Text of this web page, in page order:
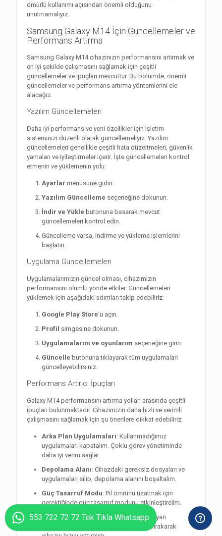
ömürlü kullanımı açısından önemli olduğunu
unutmamalıyız.
Samsung Galaxy M14 İçin Güncellemeler ve
Performans Artırma
Samsung Galaxy M14 cihazınızın performansını artırmak ve
en iyi şekilde çalışmasını sağlamak için çeşitli
güncellemeler ve ipuçları mevcuttur. Bu bölümde, önemli
güncellemeler ve performans artırma yöntemlerini ele
alacağız.
Yazılım Güncellemeleri
Daha iyi performans ve yeni özellikler için işletim
sisteminizi düzenli olarak güncellemeliyiz. Yazılım
güncellemeleri genellikle çeşitli hata düzeltmeleri, güvenlik
yamaları ve iyileştirmeler içerir. İşte güncellemeleri kontrol
etmenin ve yüklemenin yolu:
Ayarlar menüsüne gidin.
Yazılım Güncelleme seçeneğine dokunun.
İndir ve Yükle butonuna basarak mevcut
güncellemeleri kontrol edin.
Güncelleme varsa, indirme ve yükleme işlemlerini
başlatın.
Uygulama Güncellemeleri
Uygulamalarımızın güncel olması, cihazımızın
performansını olumlu yönde etkiler. Güncellemeleri
yüklemek için aşağıdaki adımları takip edebiliriz:
Google Play Store’u açın.
Profil simgesine dokunun.
Uygulamalarım ve oyunlarım seçeneğine girin.
Güncelle butonuna tıklayarak tüm uygulamaları
güncelleyebilirsiniz.
Performans Artırıcı İpuçları
Galaxy M14 performansını artırma yolları arasında çeşitli
ipuçları bulunmaktadır. Cihazımızın daha hızlı ve verimli
çalışmasını sağlamak için şu önerilere dikkat edebiliriz:
Arka Plan Uygulamaları: Kullanmadığımız
uygulamaları kapatalım. Çoklu görev yönetiminde
daha iyi verim sağlar.
Depolama Alanı: Cihazdaki gereksiz dosyaları ve
uygulamaları silip, depolama alanını boşaltalım.
Güç Tasarruf Modu: Pil ömrünü uzatmak için
gerektiğinde güç tasarruf modunu etkinleştirelim.
Widget ve Animasyonlar: Gerekli olmayan
widget’leri ve animasyonları devredışı bırakarak
553 722 72 72 Tek Tıkla Whatsapp